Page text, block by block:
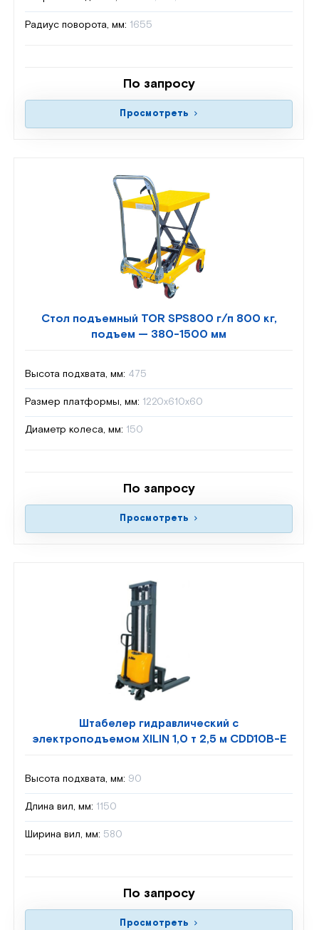
Радиус поворота, мм: 1655
По запросу
Просмотреть
Стол подъемный TOR SPS800 г/п 800 кг,
подъем — 380-1500 мм
Высота подхвата, мм: 475
Размер платформы, мм: 1220х610х60
Диаметр колеса, мм: 150
По запросу
Просмотреть
Штабелер гидравлический с
электроподъемом XILIN 1,0 т 2,5 м CDD10B-E
Высота подхвата, мм: 90
Длина вил, мм: 1150
Ширина вил, мм: 580
По запросу
Просмотреть